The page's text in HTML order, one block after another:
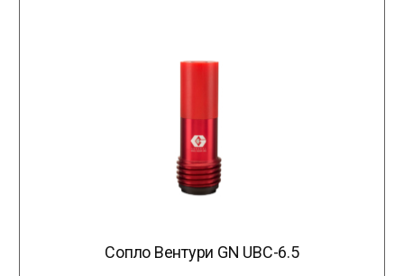
Сопло Вентури GN UBC-6.5